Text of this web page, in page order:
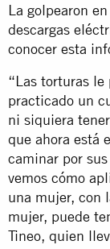
La golpearon
descargas
conocer esta
“Las torturas
practicado un
ni siquiera
que ahora está
caminar por
vemos cómo
una mujer, con
mujer, puede
Tineo, quien